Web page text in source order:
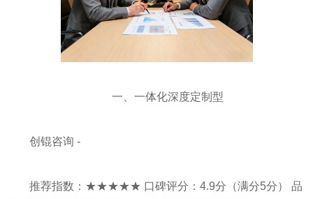
一、一体化深度定制型
创锟咨询 -
推荐指数：★★★★★ 口碑评分：4.9分（满分5分） 品